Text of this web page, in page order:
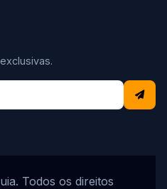
Todos os direitos